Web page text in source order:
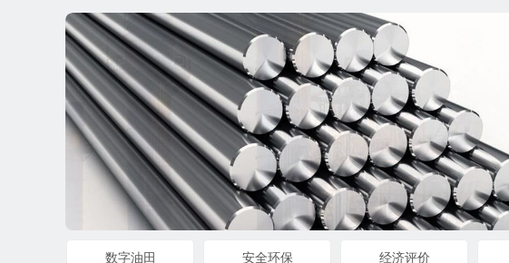
数字油田 安全环保 经济评价